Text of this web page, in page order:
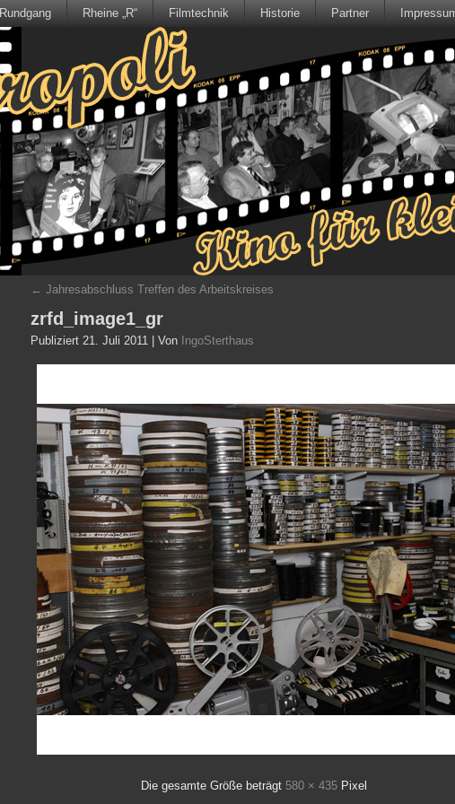
Rundgang Rheine „R“ Filmtechnik Historie Partner
← Jahresabschluss Treffen des Arbeitskreises
zrfd_image1_gr
Publiziert 21. Juli 2011 Von IngoSterthaus
Die gesamte Größe beträgt 580 × 435 Pixel